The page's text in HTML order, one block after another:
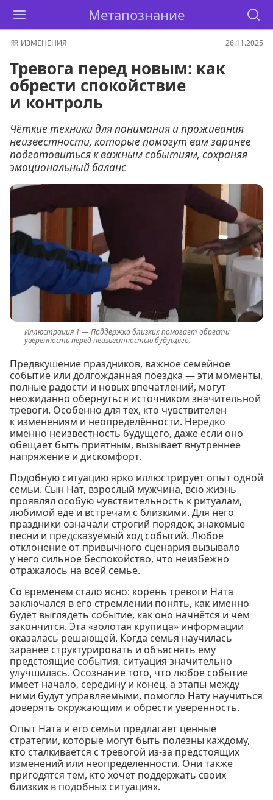
Метапознание
ИЗМЕНЕНИЯ 26.11.2025
Тревога перед новым: как
обрести спокойствие
и контроль
Чёткие техники для понимания и проживания
неизвестности, которые помогут вам заранее
подготовиться к важным событиям, сохраняя
эмоциональный баланс
Поддержка близких помогает обрести
уверенность перед неизвестностью будущего.
Предвкушение праздников, важное семейное
событие или долгожданная поездка — эти моменты,
полные радости и новых впечатлений, могут
неожиданно обернуться источником значительной
тревоги. Особенно для тех, кто чувствителен
к изменениям и неопределённости. Нередко
именно неизвестность будущего, даже если оно
обещает быть приятным, вызывает внутреннее
напряжение и дискомфорт.
Подобную ситуацию ярко иллюстрирует опыт одной
семьи. Сын Нат, взрослый мужчина, всю жизнь
проявлял особую чувствительность к ритуалам,
любимой еде и встречам с близкими. Для него
праздники означали строгий порядок, знакомые
песни и предсказуемый ход событий. Любое
отклонение от привычного сценария вызывало
у него сильное беспокойство, что неизбежно
отражалось на всей семье.
Со временем стало ясно: корень тревоги Ната
заключался в его стремлении понять, как именно
будет выглядеть событие, как оно начнётся и чем
закончится. Эта «золотая крупица» информации
оказалась решающей. Когда семья научилась
заранее структурировать и объяснять ему
предстоящие события, ситуация значительно
улучшилась. Осознание того, что любое событие
имеет начало, середину и конец, а этапы между
ними будут управляемыми, помогло Нату научиться
доверять окружающим и обрести уверенность.
Опыт Ната и его семьи предлагает ценные
стратегии, которые могут быть полезны каждому,
кто сталкивается с тревогой из-за предстоящих
изменений или неопределённости. Они также
пригодятся тем, кто хочет поддержать своих
близких в подобных ситуациях.